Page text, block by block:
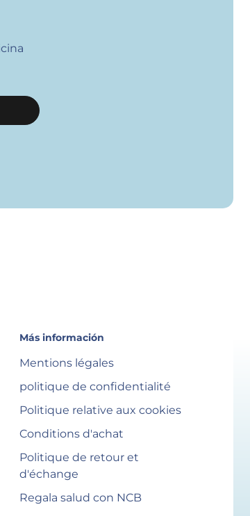
Más información
Mentions légales
politique de confidentialité
Politique relative aux cookies
Conditions d'achat
Politique de retour et
d'échange
Regala salud con NCB